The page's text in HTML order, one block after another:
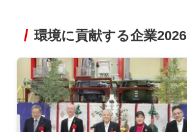
環境に貢献する企業2026